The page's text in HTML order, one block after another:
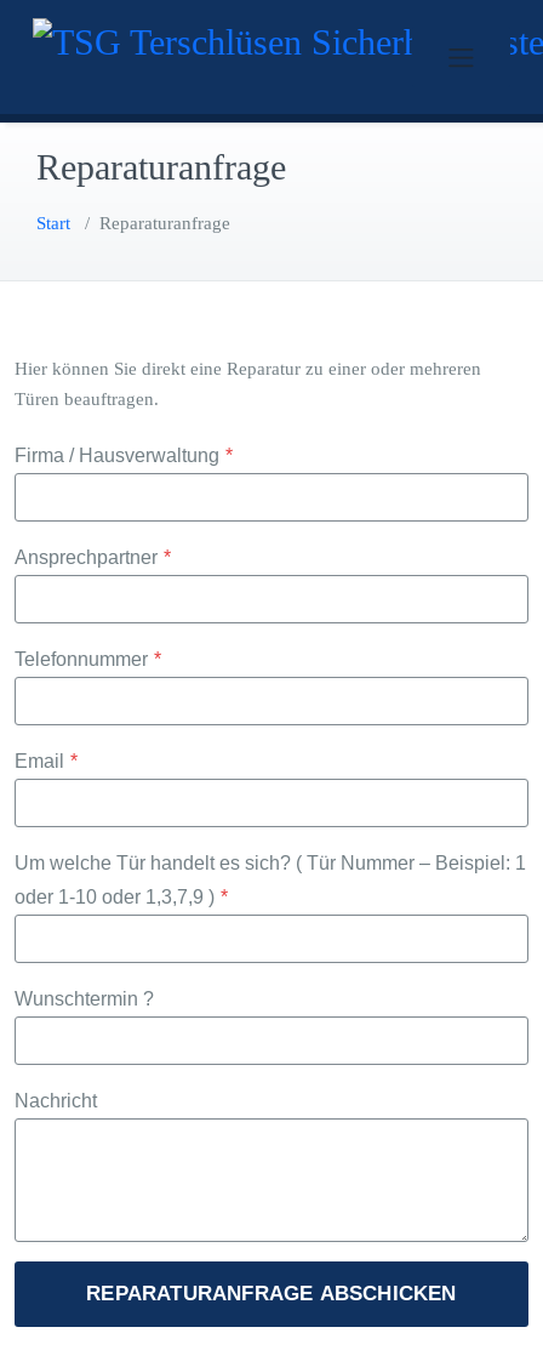
Zum
TSG
Sicherheitstechnik aus einer
Reparaturanfrage
Start / Reparaturanfrage
Hier können Sie direkt eine Reparatur zu einer oder mehreren
Türen beauftragen.
Firma / Hausverwaltung *
Ansprechpartner *
Telefonnummer *
Email *
Um welche Tür handelt es sich? ( Tür Nummer – Beispiel: 1
oder 1-10 oder 1,3,7,9 ) *
Wunschtermin ?
Nachricht
REPARATURANFRAGE ABSCHICKEN